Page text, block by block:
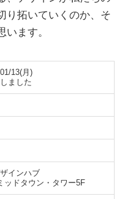
り拓いていくのか、そ
ます。
13(月)
ました
インハブ
ッドタウン・タワー5F